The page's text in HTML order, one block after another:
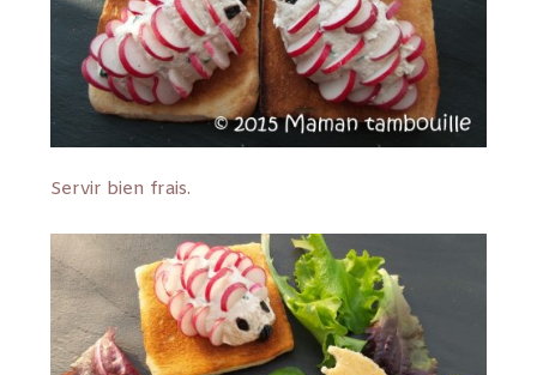
Servir bien frais.